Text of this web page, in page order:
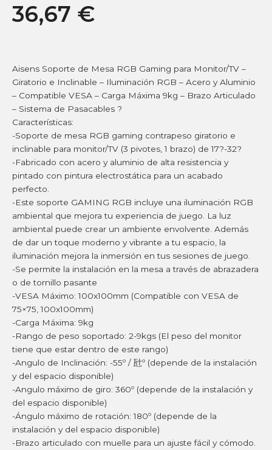
36,67 €
Aisens Soporte de Mesa RGB Gaming para Monitor/TV –
Giratorio e Inclinable – Iluminación RGB – Acero y Aluminio
– Compatible VESA – Carga Máxima 9kg – Brazo Articulado
– Sistema de Pasacables ?
Características:
-Soporte de mesa RGB gaming contrapeso giratorio e
inclinable para monitor/TV (3 pivotes, 1 brazo) de 17?-32?
-Fabricado con acero y aluminio de alta resistencia y
pintado con pintura electrostática para un acabado
perfecto.
-Este soporte GAMING RGB incluye una iluminación RGB
ambiental que mejora tu experiencia de juego. La luz
ambiental puede crear un ambiente envolvente. Además
de dar un toque moderno y vibrante a tu espacio, la
iluminación mejora la inmersión en tus sesiones de juego.
-Se permite la instalación en la mesa a través de abrazadera
o de tornillo pasante
-VESA Máximo: 100x100mm (Compatible con VESA de
75×75, 100x100mm)
-Carga Máxima: 9kg
-Rango de peso soportado: 2-9kgs (El peso del monitor
tiene que estar dentro de este rango)
-Angulo de Inclinación: -55º / 瓧º (depende de la instalación
y del espacio disponible)
-Angulo máximo de giro: 360º (depende de la instalación y
del espacio disponible)
-Ángulo máximo de rotación: 180º (depende de la
instalación y del espacio disponible)
-Brazo articulado con muelle para un ajuste fácil y cómodo.